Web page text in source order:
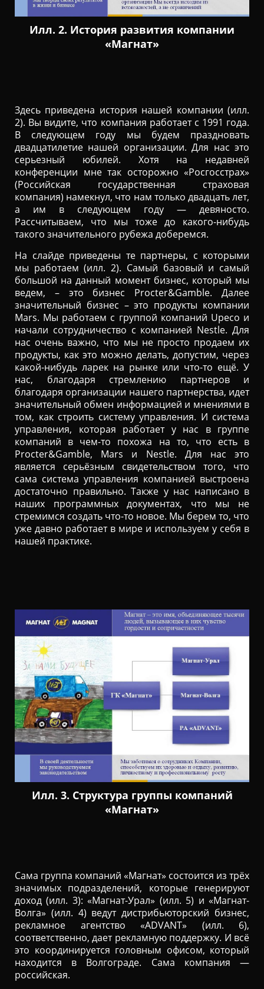
Илл. 2. История развития компании
«Магнат»
Здесь приведена история нашей компании (илл.
2). Вы видите, что компания работает с 1991 года.
В следующем году мы будем праздновать
двадцатилетие нашей организации. Для нас это
серьезный юбилей. Хотя на недавней
конференции мне так осторожно «Росгосстрах»
(Российская государственная страховая
компания) намекнул, что нам только двадцать лет,
а им в следующем году — девяносто.
Рассчитываем, что мы тоже до какого-нибудь
такого значительного рубежа доберемся.
На слайде приведены те партнеры, с которыми
мы работаем (илл. 2). Самый базовый и самый
большой на данный момент бизнес, который мы
ведем, – это бизнес Procter&Gamble. Далее
значительный бизнес – это продукты компании
Mars. Мы работаем с группой компаний Upeco и
начали сотрудничество с компанией Nestle. Для
нас очень важно, что мы не просто продаем их
продукты, как это можно делать, допустим, через
какой-нибудь ларек на рынке или что-то ещё. У
нас, благодаря стремлению партнеров и
благодаря организации нашего партнерства, идет
значительный обмен информацией и мнениями в
том, как строить систему управления. И система
управления, которая работает у нас в группе
компаний в чем-то похожа на то, что есть в
Procter&Gamble, Mars и Nestle. Для нас это
является серьёзным свидетельством того, что
сама система управления компанией выстроена
достаточно правильно. Также у нас написано в
наших программных документах, что мы не
стремимся создать что-то новое. Мы берем то, что
уже давно работает в мире и используем у себя в
нашей практике.
Илл. 3. Структура группы компаний
«Магнат»
Сама группа компаний «Магнат» состоится из трёх
значимых подразделений, которые генерируют
доход (илл. 3): «Магнат-Урал» (илл. 5) и «Магнат-
Волга» (илл. 4) ведут дистрибьюторский бизнес,
рекламное агентство «ADVANT» (илл. 6),
соответственно, дает рекламную поддержку. И всё
это координируется головным офисом, который
находится в Волгограде. Сама компания —
российская.